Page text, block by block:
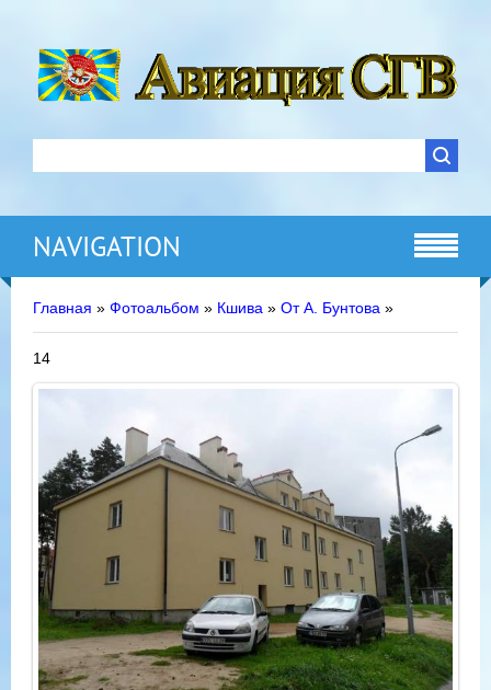
NAVIGATION
Главная » Фотоальбом » Кшива » От А. Бунтова »
14